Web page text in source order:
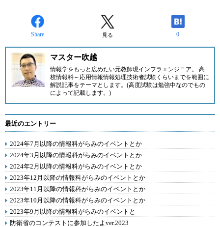
Share 見る 0
マスター吹越
情報学をもっと広めたい元教師現インフラエンジニア。 高
校情報科～応用情報情報処理技術者試験くらいまでを範囲に
解説記事をテーマとします。(高度試験は勉強中なのでもの
によって記載します。)
最近のエントリー
2024年7月以降の情報科がらみのイベントとか
2024年3月以降の情報科がらみのイベントとか
2024年2月以降の情報科がらみのイベントとか
2023年12月以降の情報科がらみのイベントとか
2023年11月以降の情報科がらみのイベントとか
2023年10月以降の情報科がらみのイベントとか
2023年9月以降の情報科がらみのイベントと
防衛省のコンテストに参加したよver.2023